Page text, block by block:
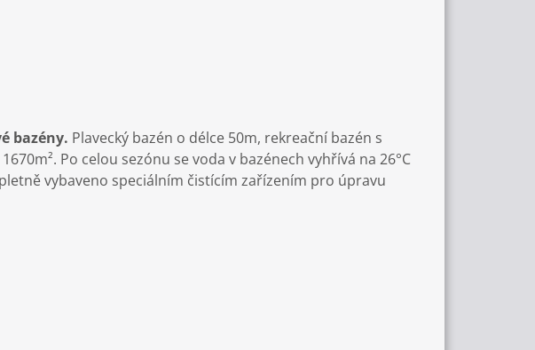
bazény. Plavecký bazén o délce 50m, rekreační bazén s
Po celou sezónu se voda v bazénech vyhřívá na 26°C
vybaveno speciálním čistícím zařízením pro úpravu